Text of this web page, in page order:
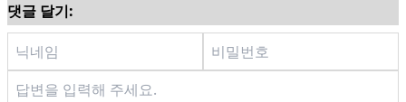
댓글 달기: